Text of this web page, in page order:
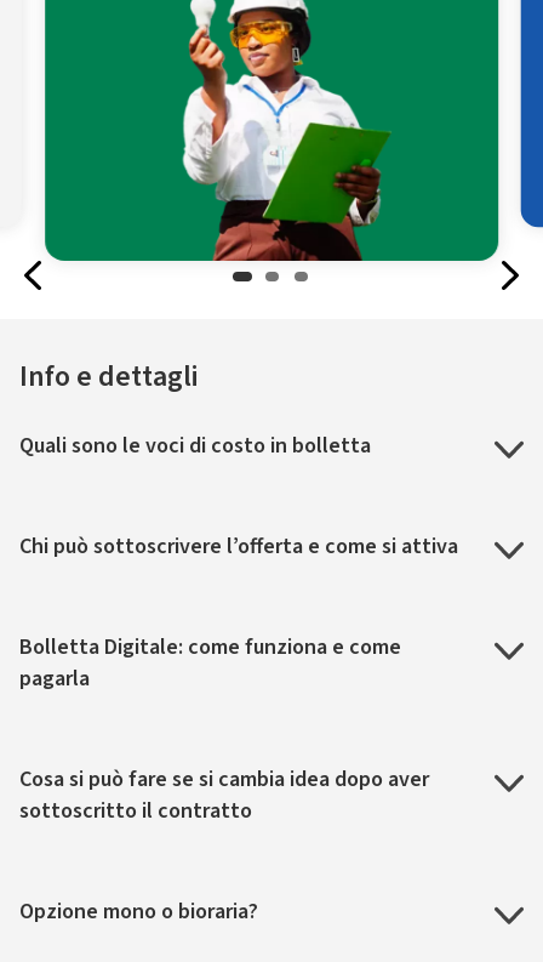
Info e dettagli
Quali sono le voci di costo in bolletta
Chi può sottoscrivere l’offerta e come si attiva
Bolletta Digitale: come funziona e come
pagarla
Cosa si può fare se si cambia idea dopo aver
sottoscritto il contratto
Opzione mono o bioraria?